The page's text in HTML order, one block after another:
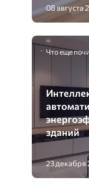
08 августа
Что еще
зданий
23 декабря